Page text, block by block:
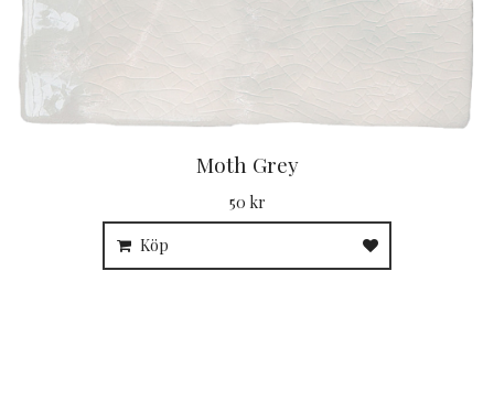
Moth Grey
50 kr
Köp